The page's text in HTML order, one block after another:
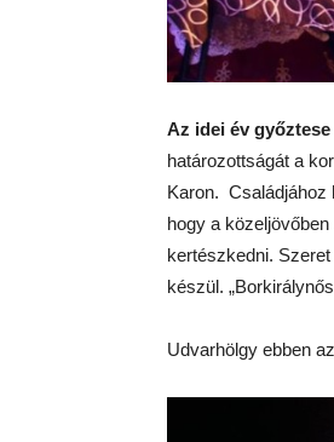
Az idei év
határozottságát a
Karon. Családjához
hogy a
kertészkedni.
készül.
Udvarhölgy ebben